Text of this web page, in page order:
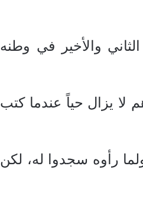
والأخير في وطنه
لا يزال حياً عندما كتب
رأوه سجدوا له، لكن